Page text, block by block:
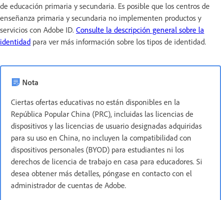
de educación primaria y secundaria. Es posible que los centros de
enseñanza primaria y secundaria no implementen productos y
servicios con Adobe ID. Consulte la descripción general sobre la
identidad para ver más información sobre los tipos de identidad.
Nota
Ciertas ofertas educativas no están disponibles en la
República Popular China (PRC), incluidas las licencias de
dispositivos y las licencias de usuario designadas adquiridas
para su uso en China, no incluyen la compatibilidad con
dispositivos personales (BYOD) para estudiantes ni los
derechos de licencia de trabajo en casa para educadores. Si
desea obtener más detalles, póngase en contacto con el
administrador de cuentas de Adobe.